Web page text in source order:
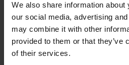
We also share information
our social media, advertising
may combine it with other
provided to them or that they’ve
of their services.